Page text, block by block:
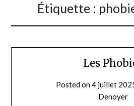
Étiquette :
Les
Posted on4 juillet
Denoyer